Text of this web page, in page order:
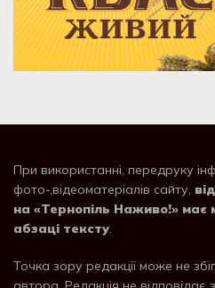
При використанні, передруку
фото-,відеоматеріалів сайту,
на «Тернопіль Наживо!» має
абзаці тексту.
Точка зору редакції може не